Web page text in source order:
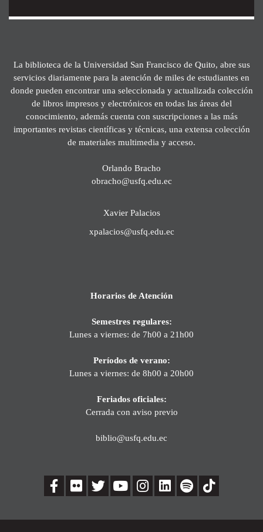
La biblioteca de la Universidad San Francisco de Quito, abre sus
servicios diariamente para la atención de miles de estudiantes en
donde pueden encontrar una seleccionada y actualizada colección
de libros impresos y electrónicos en todas las áreas del
conocimiento, además cuenta con suscripciones a las más
importantes revistas científicas y técnicas, una extensa colección
de materiales multimedia y acceso.
Orlando Bracho
obracho@usfq.edu.ec
Xavier Palacios
xpalacios@usfq.edu.ec
Horarios de Atención
Semestres regulares:
Lunes a viernes: de 7h00 a 21h00
Períodos de verano:
Lunes a viernes: de 8h00 a 20h00
Feriados oficiales:
Cerrada con aviso previo
biblio@usfq.edu.ec